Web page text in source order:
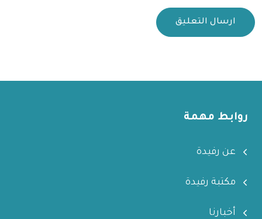
ارسال التعليق
روابط مهمة
عن رفيدة
مكتبة رفيدة
أخبارنا